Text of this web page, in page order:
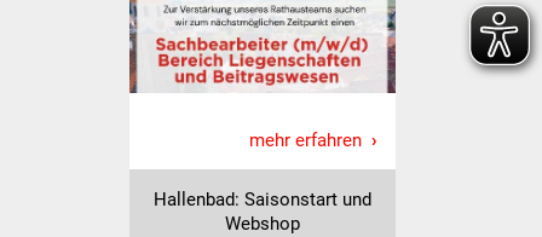
Ältere
Seniorenwohn- und
Familientreff
mehr erfahren
Hallenbad: Saisonstart und
Webshop